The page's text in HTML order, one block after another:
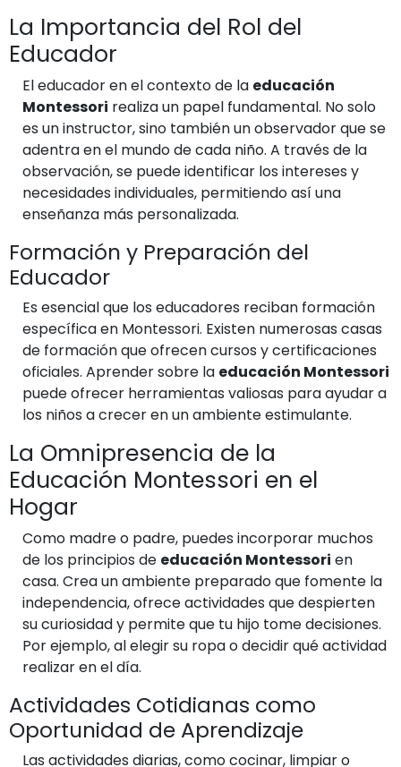
La Importancia del Rol del
Educador
El educador en el contexto de la educación
Montessori realiza un papel fundamental. No solo
es un instructor, sino también un observador que se
adentra en el mundo de cada niño. A través de la
observación, se puede identificar los intereses y
necesidades individuales, permitiendo así una
enseñanza más personalizada.
Formación y Preparación del
Educador
Es esencial que los educadores reciban formación
específica en Montessori. Existen numerosas casas
de formación que ofrecen cursos y certificaciones
oficiales. Aprender sobre la educación Montessori
puede ofrecer herramientas valiosas para ayudar a
los niños a crecer en un ambiente estimulante.
La Omnipresencia de la
Educación Montessori en el
Hogar
Como madre o padre, puedes incorporar muchos
de los principios de educación Montessori en
casa. Crea un ambiente preparado que fomente la
independencia, ofrece actividades que despierten
su curiosidad y permite que tu hijo tome decisiones.
Por ejemplo, al elegir su ropa o decidir qué actividad
realizar en el día.
Actividades Cotidianas como
Oportunidad de Aprendizaje
Las actividades diarias, como cocinar, limpiar o